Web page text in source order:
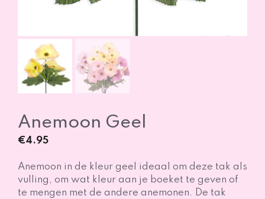
Anemoon Geel
€4.95
Anemoon in de kleur geel ideaal om deze tak als
vulling, om wat kleur aan je boeket te geven of
te mengen met de andere anemonen. De tak